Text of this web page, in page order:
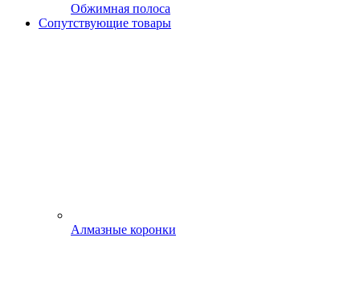
Обжимная полоса
Сопутствующие товары
Алмазные коронки